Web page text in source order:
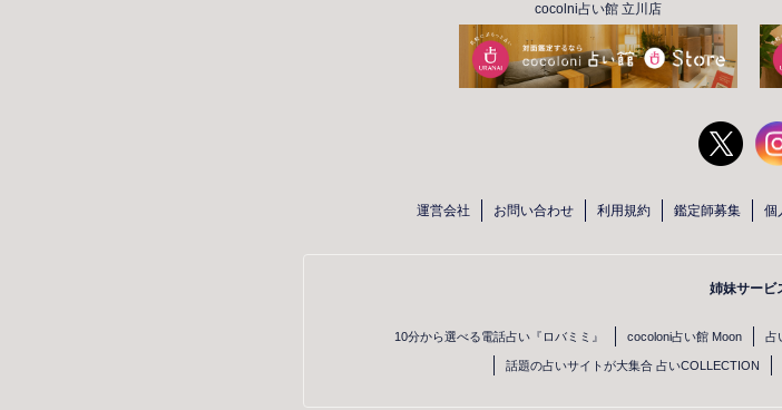
cocolni占い館 立川店
運営会社 お問い合わせ 利用規約 鑑定師募集 個
姉妹サービ
10分から選べる電話占い『ロバミミ』 cocoloni占い館 Moon 占
話題の占いサイトが大集合 占いCOLLECTION